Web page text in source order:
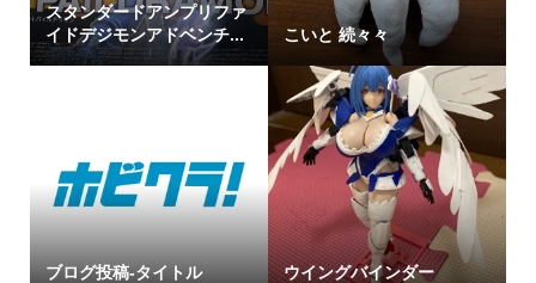
スタンダードアンプリファ
イドデジモンアドベンチ...
こいと 続々々
ブログ投稿-タイトル ウイングバインダー